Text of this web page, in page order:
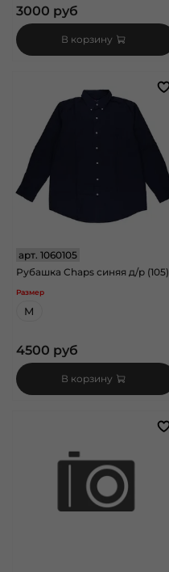
3000 руб
В корзину
арт. 1060105
Рубашка Chaps синяя д/р (105)
Размер
M
4500 руб
В корзину